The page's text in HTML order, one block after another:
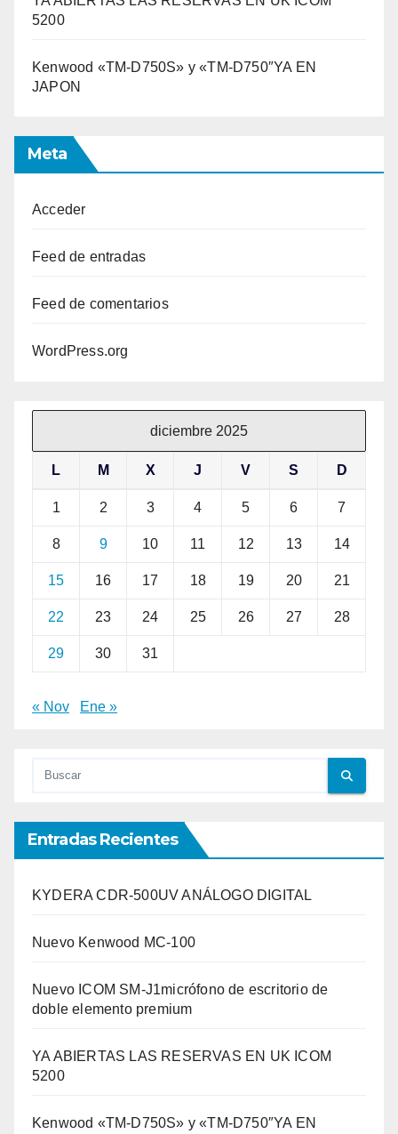
5200
Kenwood «TM-D750S» y «TM-D750″YA EN
JAPON
Meta
Acceder
Feed de entradas
Feed de comentarios
WordPress.org
diciembre 2025
L M X J V S D
1 2 3 4 5 6 7
8 9 10 11 12 13 14
15 16 17 18 19 20 21
22 23 24 25 26 27 28
29 30 31
« Nov Ene »
Entradas Recientes
KYDERA CDR-500UV ANÁLOGO DIGITAL
Nuevo Kenwood MC-100
Nuevo ICOM SM-J1micrófono de escritorio de
doble elemento premium
YA ABIERTAS LAS RESERVAS EN UK ICOM
5200
Kenwood «TM-D750S» y «TM-D750″YA EN